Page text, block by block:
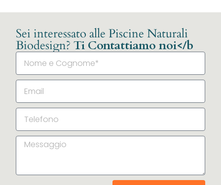
Sei interessato alle Piscine Naturali
Biodesign? Ti Contattiamo noi</b